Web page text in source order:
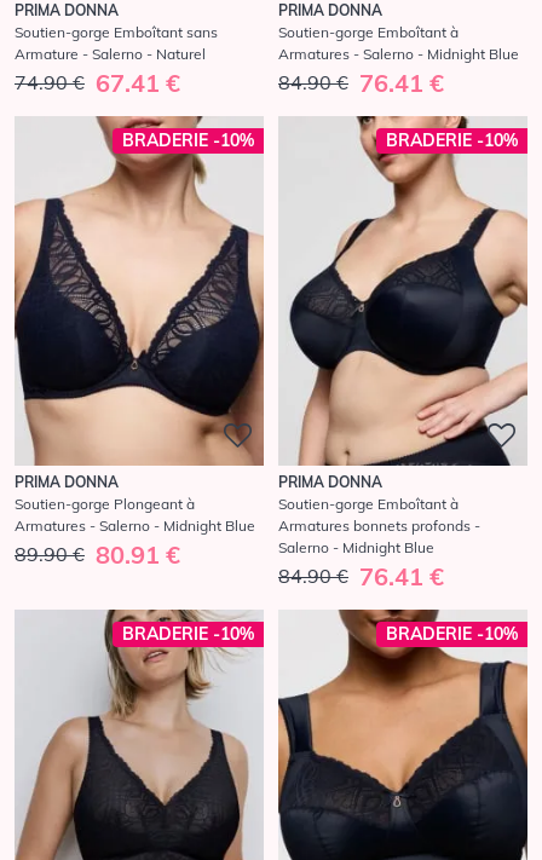
PRIMA DONNA
Soutien-gorge Emboîtant sans
Armature - Salerno - Naturel
74.90 € 67.41 €
PRIMA DONNA
Soutien-gorge Emboîtant à
Armatures - Salerno - Midnight Blue
84.90 € 76.41 €
BRADERIE -10%
PRIMA DONNA
Soutien-gorge Plongeant à
Armatures - Salerno - Midnight Blue
89.90 € 80.91 €
BRADERIE -10%
PRIMA DONNA
Soutien-gorge Emboîtant à
Armatures bonnets profonds -
Salerno - Midnight Blue
84.90 € 76.41 €
BRADERIE -10% BRADERIE -10%